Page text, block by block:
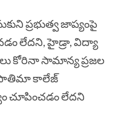
ప్రభుత్వ జాప్యంపై
లేదని, హైడ్రా, విద్యా
కోరినా సామాన్య ప్రజల
ఫాతిమా కాలేజ్
చూపించడం లేదని